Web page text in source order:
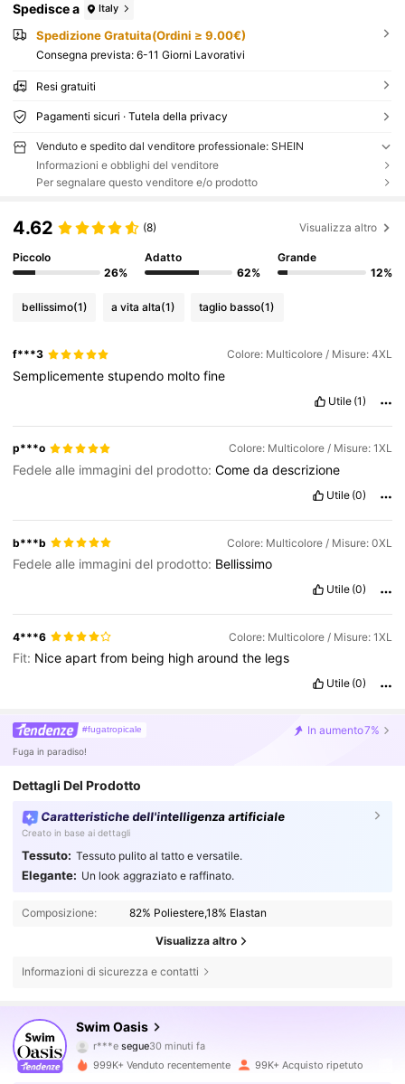
Spedisce a Italy
Spedizione Gratuita(Ordini ≥ 9.00€)
Consegna prevista: 6-11 Giorni Lavorativi
Resi gratuiti
Pagamenti sicuri · Tutela della privacy
Venduto e spedito dal venditore professionale: SHEIN
Informazioni e obblighi del venditore
Per segnalare questo venditore e/o prodotto
4.62 (8) Visualizza altro
Piccolo
26%
Adatto
62%
Grande
12%
bellissimo(1) a vita alta(1) taglio basso(1)
f***3 Colore: Multicolore / Misure: 4XL
Semplicementestupendo moltofine
Utile (1)
p***o Colore: Multicolore / Misure: 1XL
Fedele alle immagini del prodotto:Comedadescrizione
Utile (0)
b***b Colore: Multicolore / Misure: 0XL
Fedele alle immagini del prodotto: Bellissimo
Utile (0)
4***6 Colore: Multicolore / Misure: 1XL
Fit: Niceapartfrom being higharoundthe legs
Utile (0)
#fugatropicale In aumento7%
Fuga in paradiso!
Dettagli Del Prodotto
Caratteristiche dell'intelligenza artificiale
Creato in base ai dettagli
Tessuto: Tessuto pulito al tatto e versatile.
Elegante: Un look aggraziato e raffinato.
Composizione: 82% Poliestere,18% Elastan
Visualizza altro
Informazioni di sicurezza e contatti
Swim Oasis
g***osta navigando
4.85
391K Follower
999K+ Venduto recentemente 99K+ Acquisto ripetuto